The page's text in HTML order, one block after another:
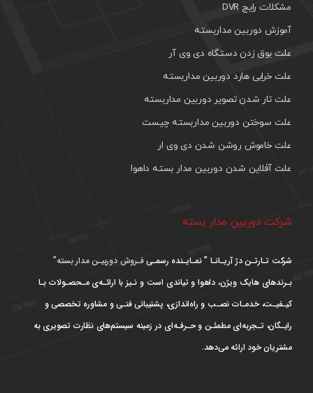
مشکلات رایج DVR
آموزش دوربین مداربسته
علت بوق زدن دستگاه دی وی آر
علت خرابی هارد دوربین مداربسته
علت تار شدن تصویر دوربین مداربسته
علت سوختن دوربین مداربسته چیست
علت خاموش روشن شدن دی وی ار
علت آفلاین شدن دوربین مدار بسته داهوا
شرکت دوربین مدار بسته
شرکت تـارتـن دژ آریـانـا ” نمـایـنده رسمـیفـروش دوربیـن مدار بسته”
بـرندهای هایک ویژن، داهوا و تیاندی است و نـیز با ارائـه‌ی مـحصـولات بـا
کیـفیـت، خدمـات نصـب و راه‌اندازی، پشتیبانی فنـی و مشاوره تخصصی و
رایـگان، تـجربه‌ای مطمئـن و حـرفـه‌ای در زمینه سیستم‌های نظارت تصویری به
مشتریان خود ارائه می‌دهد.